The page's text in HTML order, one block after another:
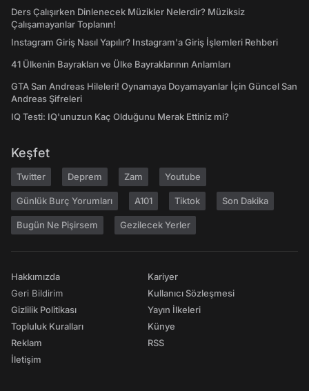
Ders Çalışırken Dinlenecek Müzikler Nelerdir? Müziksiz
Çalışamayanlar Toplanın!
Instagram Giriş Nasıl Yapılır? Instagram'a Giriş İşlemleri Rehberi
41 Ülkenin Bayrakları ve Ülke Bayraklarının Anlamları
GTA San Andreas Hileleri! Oynamaya Doyamayanlar İçin Güncel San
Andreas Şifreleri
IQ Testi: IQ'unuzun Kaç Olduğunu Merak Ettiniz mi?
Keşfet
Twitter Deprem Zam Youtube
Günlük Burç Yorumları A101 Tiktok Son Dakika
Bugün Ne Pişirsem Gezilecek Yerler
Hakkımızda
Geri Bildirim
Gizlilik Politikası
Topluluk Kuralları
Reklam
İletişim
Kariyer
Kullanıcı Sözleşmesi
Yayın İlkeleri
Künye
RSS